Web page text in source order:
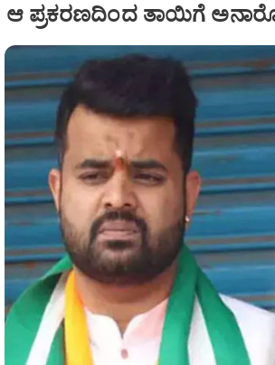
ಆ ಪ್ರಕರಣದಿಂದ ತಾಯಿಗೆ